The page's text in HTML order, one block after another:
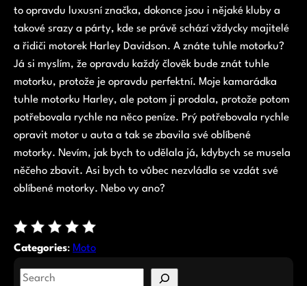
to opravdu luxusní značka, dokonce jsou i nějaké kluby a
takové srazy a párty, kde se právě schází vždycky majitelé
a řidiči motorek Harley Davidson. A znáte tuhle motorku?
Já si myslím, že opravdu každý člověk bude znát tuhle
motorku, protože je opravdu perfektní. Moje kamarádka
tuhle motorku Harley, ale potom ji prodala, protože potom
potřebovala rychle na něco peníze. Prý potřebovala rychle
opravit motor u auta a tak se zbavila své oblíbené
motorky. Nevím, jak bych to udělala já, kdybych se musela
něčeho zbavit. Asi bych to vůbec nezvládla se vzdát své
oblíbené motorky. Nebo vy ano?
Categories: Moto
S